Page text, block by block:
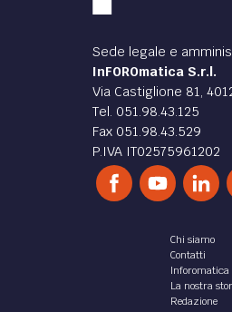
Sede legale e
InFOROmatica S.r.l.
Via Castiglione 81,
Tel. 051.98.43.125
Fax 051.98.43.529
P.IVA IT02575961202
Chi siamo
Contatti
Inforomatica
La nostra
Redazione